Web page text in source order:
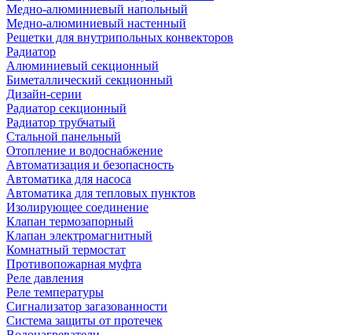
Медно-алюминиевый напольный
Медно-алюминиевый настенный
Решетки для внутрипольных конвекторов
Радиатор
Алюминиевый секционный
Биметаллический секционный
Дизайн-серии
Радиатор секционный
Радиатор трубчатый
Стальной панельный
Отопление и водоснабжение
Автоматизация и безопасность
Автоматика для насоса
Автоматика для тепловых пунктов
Изолирующее соединение
Клапан термозапорный
Клапан электромагнитный
Комнатный термостат
Противопожарная муфта
Реле давления
Реле температуры
Сигнализатор загазованности
Система защиты от протечек